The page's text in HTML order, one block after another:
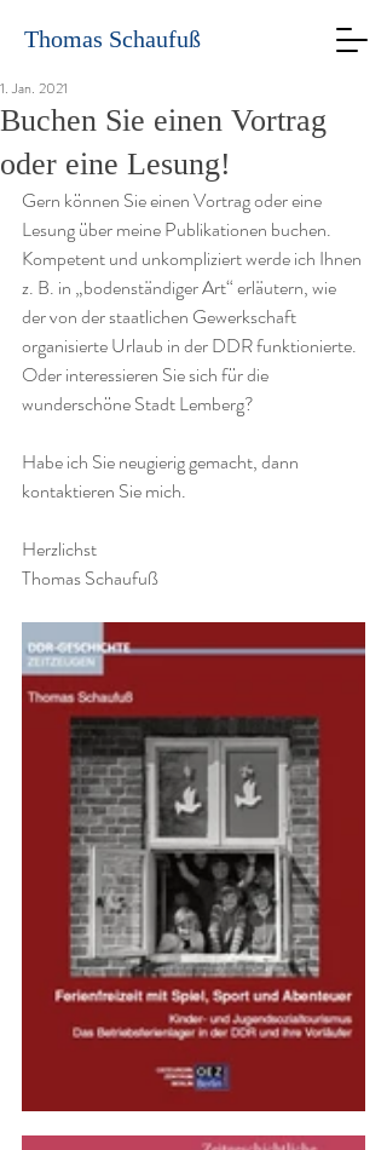
Thomas Schaufuß
Buchen Sie einen Vortrag
oder eine Lesung!
1. Jan. 2021
Gern können Sie einen Vortrag oder eine
Lesung über meine Publikationen buchen.
Kompetent und unkompliziert werde ich Ihnen
z. B. in „bodenständiger Art“ erläutern, wie
der von der staatlichen Gewerkschaft
organisierte Urlaub in der DDR funktionierte.
Oder interessieren Sie sich für die
wunderschöne Stadt Lemberg?
Habe ich Sie neugierig gemacht, dann
kontaktieren Sie mich.
Herzlichst
Thomas Schaufuß